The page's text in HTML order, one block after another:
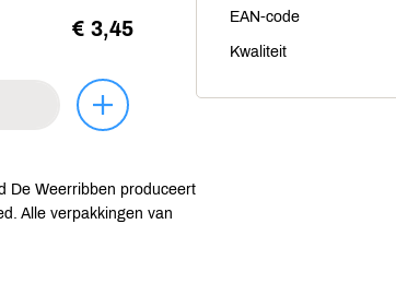
€ 3,45
De Weerribben produceert
Alle verpakkingen van
EAN-code
Kwaliteit